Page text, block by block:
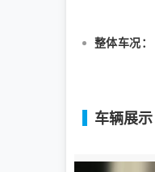
整体车况：
车辆展示